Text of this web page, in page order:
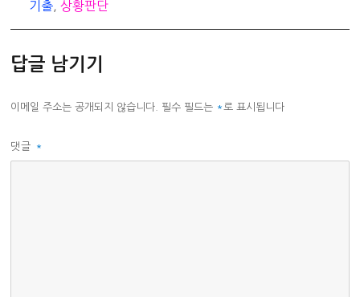
리
기출 ,상황판단
답글 남기기
이메일 주소는 공개되지 않습니다. 필수 필드는 * 로 표시됩니다
댓글 *